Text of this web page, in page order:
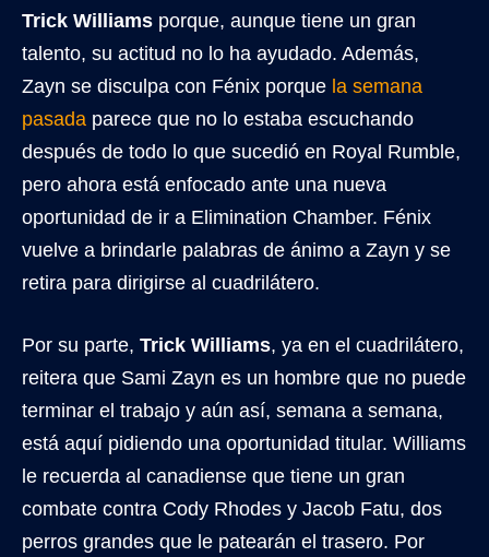
Trick Williams porque, aunque tiene un gran
talento, su actitud no lo ha ayudado. Además,
Zayn se disculpa con Fénix porque la semana
pasada parece que no lo estaba escuchando
después de todo lo que sucedió en Royal Rumble,
pero ahora está enfocado ante una nueva
oportunidad de ir a Elimination Chamber. Fénix
vuelve a brindarle palabras de ánimo a Zayn y se
retira para dirigirse al cuadrilátero.
Por su parte, Trick Williams, ya en el cuadrilátero,
reitera que Sami Zayn es un hombre que no puede
terminar el trabajo y aún así, semana a semana,
está aquí pidiendo una oportunidad titular. Williams
le recuerda al canadiense que tiene un gran
combate contra Cody Rhodes y Jacob Fatu, dos
perros grandes que le patearán el trasero. Por